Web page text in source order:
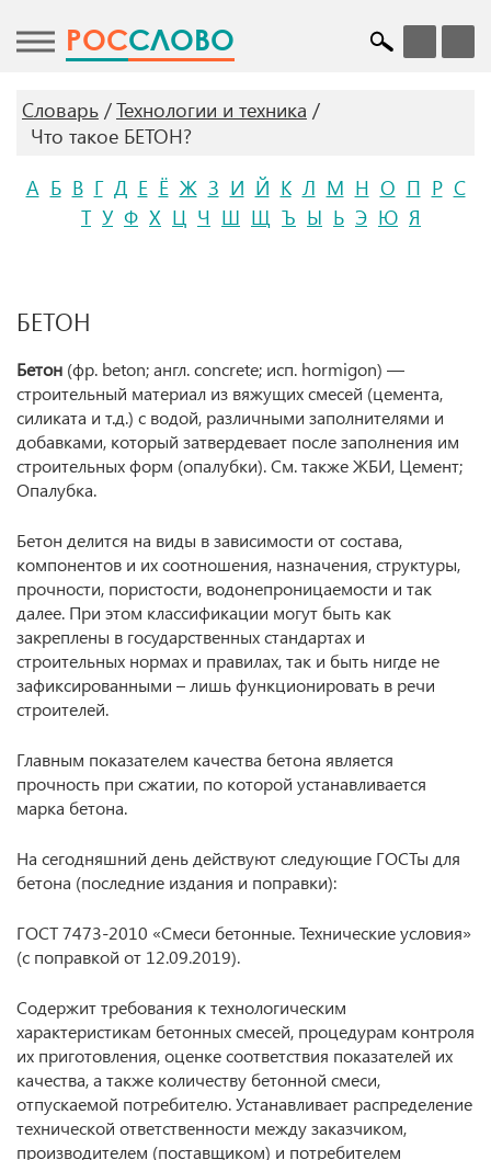
POCСЛОВО
Словарь
Технологии и техника
Что такое БЕТОН?
А Б В Г Д Е Ё Ж З И Й К Л М Н О П Р С
Т У Ф Х Ц Ч Ш Щ Ъ Ы Ь Э Ю Я
БЕТОН
Бетон (фр. beton; англ. concrete; исп. hormigon) —
строительный материал из вяжущих смесей (цемента,
силиката и т.д.) с водой, различными заполнителями и
добавками, который затвердевает после заполнения им
строительных форм (опалубки). См. также ЖБИ, Цемент;
Опалубка.
Бетон делится на виды в зависимости от состава,
компонентов и их соотношения, назначения, структуры,
прочности, пористости, водонепроницаемости и так
далее. При этом классификации могут быть как
закреплены в государственных стандартах и
строительных нормах и правилах, так и быть нигде не
зафиксированными – лишь функционировать в речи
строителей.
Главным показателем качества бетона является
прочность при сжатии, по которой устанавливается
марка бетона.
На сегодняшний день действуют следующие ГОСТы для
бетона (последние издания и поправки):
ГОСТ 7473-2010 «Смеси бетонные. Технические условия»
(с поправкой от 12.09.2019).
Содержит требования к технологическим
характеристикам бетонных смесей, процедурам контроля
их приготовления, оценке соответствия показателей их
качества, а также количеству бетонной смеси,
отпускаемой потребителю. Устанавливает распределение
технической ответственности между заказчиком,
производителем (поставщиком) и потребителем